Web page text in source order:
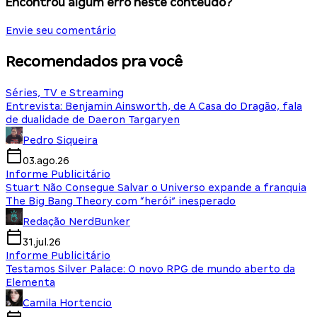
Encontrou algum erro neste conteúdo?
Envie seu comentário
Recomendados pra você
Séries, TV e Streaming
Entrevista: Benjamin Ainsworth, de A Casa do Dragão, fala
de dualidade de Daeron Targaryen
Pedro Siqueira
03.ago.26
Informe Publicitário
Stuart Não Consegue Salvar o Universo expande a franquia
The Big Bang Theory com “herói” inesperado
Redação NerdBunker
31.jul.26
Informe Publicitário
Testamos Silver Palace: O novo RPG de mundo aberto da
Elementa
Camila Hortencio